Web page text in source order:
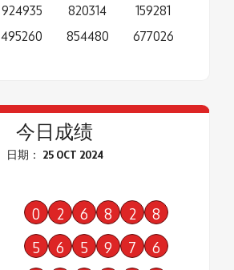
924935
495260
820314
854480
159281
677026
今日成绩
日期： 25 OCT 2024
0 2 6 8 2 8
5 6 5 9 7 6